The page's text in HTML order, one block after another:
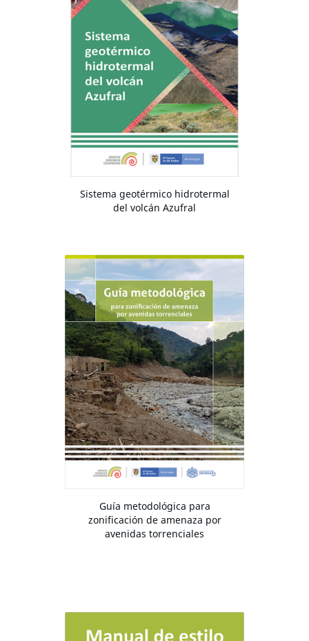
Sistema geotérmico hidrotermal
del volcán Azufral
Guía metodológica para
zonificación de amenaza por
avenidas torrenciales